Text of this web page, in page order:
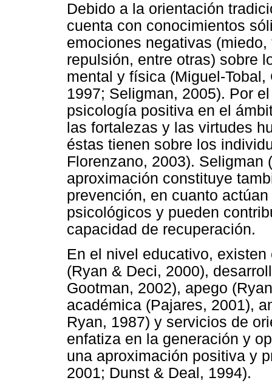
Debido a la orientación
cuenta con conocimientos
emociones negativas
repulsión, entre otras) sobre
mental y física (Miguel-
1997; Seligman, 2005). Por
psicología positiva en el
las fortalezas y las virtudes
éstas tienen sobre los
Florenzano, 2003). Seligman
aproximación constituye
prevención, en cuanto
psicológicos y pueden
capacidad de recuperación.
En el nivel educativo,
(Ryan & Deci, 2000),
Gootman, 2002), apego
académica (Pajares, 2001),
Ryan, 1987) y servicios de
enfatiza en la generación y
una aproximación positiva y
2001; Dunst & Deal, 1994).